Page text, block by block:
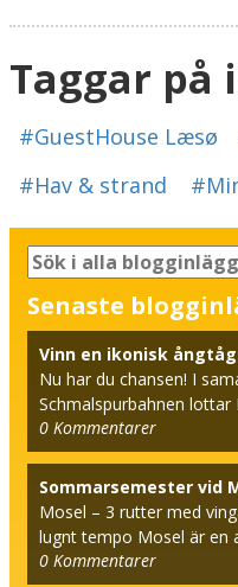
Taggar på
#GuestHouse Læsø
#Hav & strand
Senaste
Vinn en ikonisk
Nu har du chansen! I
Schmalspurbahnen
beröm...
0 Kommentarer
Sommarsemester vid
Mosel – 3 rutter med
lugnt tempo Mosel är en
0 Kommentarer